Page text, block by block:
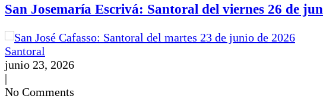
San Josemaría Escrivá: Santoral del viernes 26 de
Santoral
junio 23, 2026
|
No Comments